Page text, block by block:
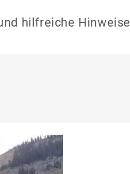
hilfreiche Hinweise